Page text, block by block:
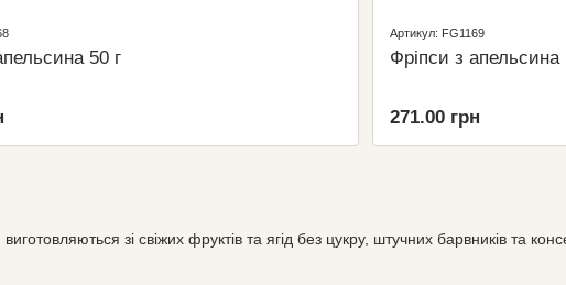
зі свіжих фруктів та ягід без цукру, штучних барвників та
50 г
Артикул: FG1169
Фріпси з апельсина
271.00 грн